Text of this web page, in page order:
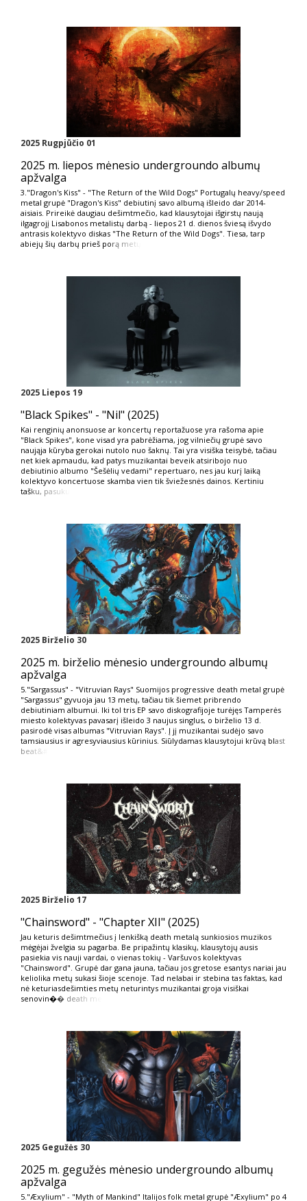
2025 Rugpjūčio 01
2025 m. liepos mėnesio undergroundo albumų
apžvalga
3."Dragon's Kiss" - "The Return of the Wild Dogs" Portugalų heavy/speed
metal grupė "Dragon's Kiss" debiutinį savo albumą išleido dar 2014-
aisiais. Prireikė daugiau dešimtmečio, kad klausytojai išgirstų naują
ilgagrojį Lisabonos metalistų darbą - liepos 21 d. dienos šviesą išvydo
antrasis kolektyvo diskas "The Return of the Wild Dogs". Tiesa, tarp
abiejų šių darbų prieš porą metų
2025 Liepos 19
"Black Spikes" - "Nil" (2025)
Kai renginių anonsuose ar koncertų reportažuose yra rašoma apie
"Black Spikes", kone visad yra pabrėžiama, jog vilniečių grupė savo
naująja kūryba gerokai nutolo nuo šaknų. Tai yra visiška teisybė, tačiau
net kiek apmaudu, kad patys muzikantai beveik atsiribojo nuo
debiutinio albumo "Šešėlių vedami" repertuaro, nes jau kurį laiką
kolektyvo koncertuose skamba vien tik šviežesnės dainos. Kertiniu
tašku, pasuku
2025 Birželio 30
2025 m. birželio mėnesio undergroundo albumų
apžvalga
5."Sargassus" - "Vitruvian Rays" Suomijos progressive death metal grupė
"Sargassus" gyvuoja jau 13 metų, tačiau tik šiemet pribrendo
debiutiniam albumui. Iki tol tris EP savo diskografijoje turėjęs Tamperės
miesto kolektyvas pavasarį išleido 3 naujus singlus, o birželio 13 d.
pasirodė visas albumas "Vitruvian Rays". Į jį muzikantai sudėjo savo
tamsiausius ir agresyviausius kūrinius. Siūlydamas klausytojui krūvą blast
beat&#
2025 Birželio 17
"Chainsword" - "Chapter XII" (2025)
Jau keturis dešimtmečius į lenkišką death metalą sunkiosios muzikos
mėgėjai žvelgia su pagarba. Be pripažintų klasikų, klausytojų ausis
pasiekia vis nauji vardai, o vienas tokių - Varšuvos kolektyvas
"Chainsword". Grupė dar gana jauna, tačiau jos gretose esantys nariai jau
keliolika metų sukasi šioje scenoje. Tad nelabai ir stebina tas faktas, kad
nė keturiasdešimties metų neturintys muzikantai groja visiškai
senovin�� death me
2025 Gegužės 30
2025 m. gegužės mėnesio undergroundo albumų
apžvalga
5."Æxylium" - "Myth of Mankind" Italijos folk metal grupė "Æxylium" po 4